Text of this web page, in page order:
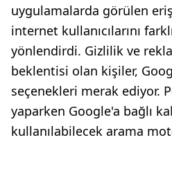
uygulamalarda görülen
internet kullanıcılarını
yönlendirdi. Gizlilik ve
beklentisi olan kişiler,
seçenekleri merak ediyor.
yaparken Google'a bağlı
kullanılabilecek arama